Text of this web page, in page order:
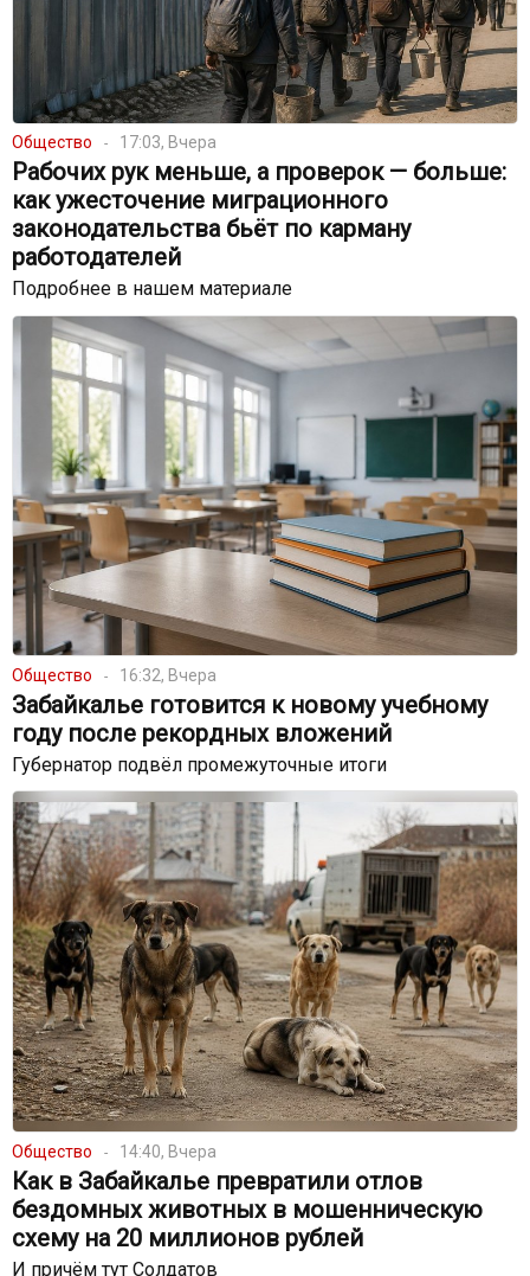
Общество 17:03, Вчера
Рабочих рук меньше, а проверок — больше:
как ужесточение миграционного
законодательства бьёт по карману
работодателей
Подробнее в нашем материале
Общество 16:32, Вчера
Забайкалье готовится к новому учебному
году после рекордных вложений
Губернатор подвёл промежуточные итоги
Общество 14:40, Вчера
Как в Забайкалье превратили отлов
бездомных животных в мошенническую
схему на 20 миллионов рублей
И причём тут Солдатов